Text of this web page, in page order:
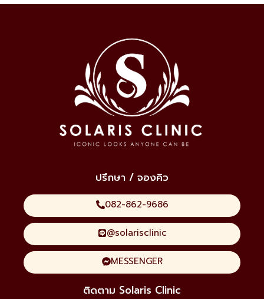
ปรึกษา / จองคิว
082-862-9686
@solarisclinic
MESSENGER
ติดตาม Solaris Clinic